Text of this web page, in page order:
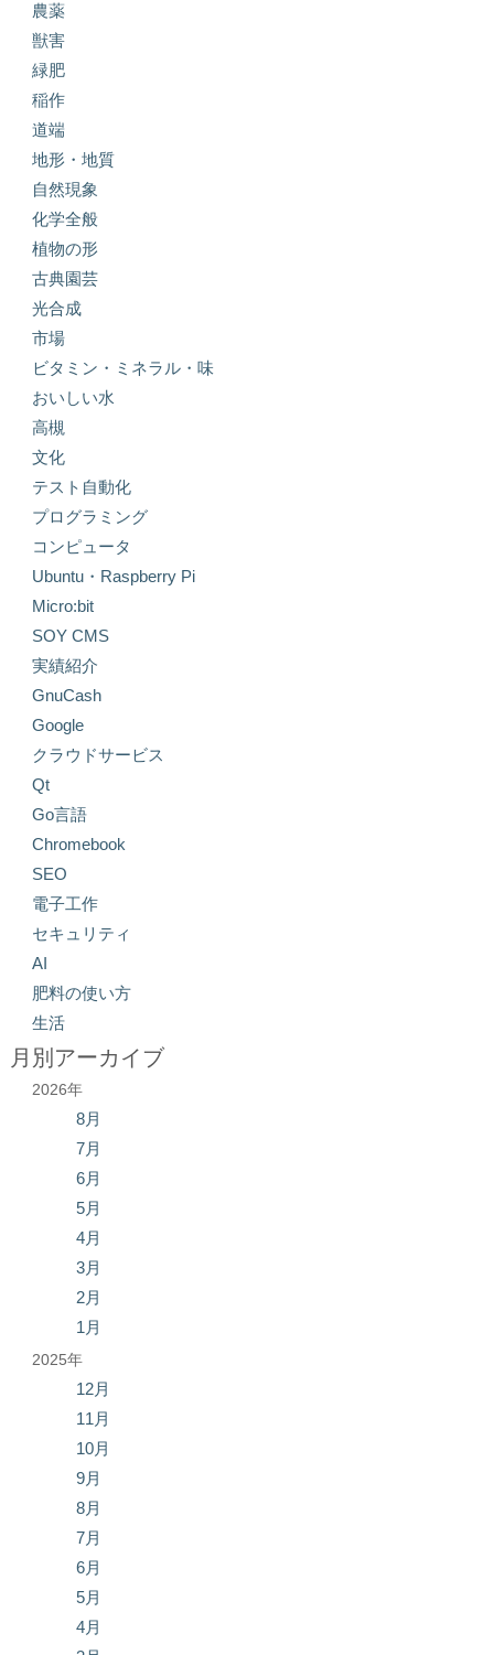
農薬
獣害
緑肥
稲作
道端
地形・地質
自然現象
化学全般
植物の形
古典園芸
光合成
市場
ビタミン・ミネラル・味
おいしい水
高槻
文化
テスト自動化
プログラミング
コンピュータ
Ubuntu・Raspberry Pi
Micro:bit
SOY CMS
実績紹介
GnuCash
Google
クラウドサービス
Qt
Go言語
Chromebook
SEO
電子工作
セキュリティ
AI
肥料の使い方
生活
月別アーカイブ
2026年
8月
7月
6月
5月
4月
3月
2月
1月
2025年
12月
11月
10月
9月
8月
7月
6月
5月
4月